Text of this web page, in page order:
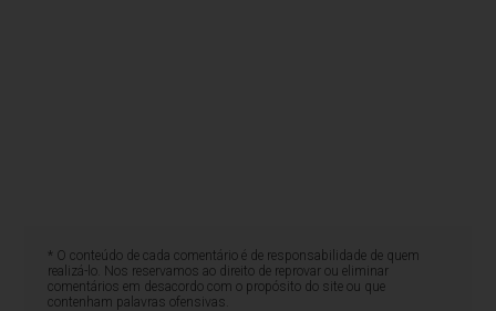
* O conteúdo de cada comentário é de responsabilidade de quem
realizá-lo. Nos reservamos ao direito de reprovar ou eliminar
comentários em desacordo com o propósito do site ou que
contenham palavras ofensivas.